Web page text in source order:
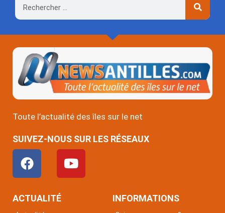
Rechercher
Toute l’actualité des îles sur le net
SUIVEZ-NOUS SUR LES RÉSEAUX
F
a
c
e
Y
o
u
ACTUALITÉ INFORMATIONS